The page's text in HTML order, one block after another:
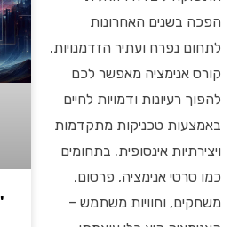
הפכה בשנים האחרונות
לתחום נפרח ועתיר הזדמנויות.
קורס אנימציה מאפשר לכם
להפוך רעיונות ודמויות לחיים
באמצעות טכניקות מתקדמות
ויצירתיות אינסופית. בתחומים
כמו סרטי אנימציה, פרסום,
משחקים, וחוויות משתמש –